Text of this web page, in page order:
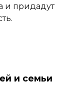
и придадут
и семьи